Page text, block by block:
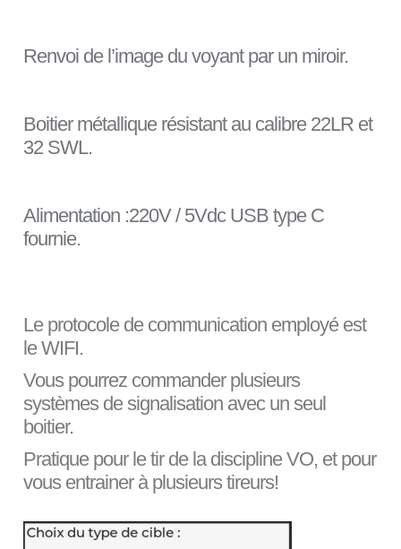
Renvoi de l’image du voyant par un miroir.
Boitier métallique résistant au calibre 22LR et
32 SWL.
Alimentation :220V / 5Vdc USB type C
fournie.
Le protocole de communication employé est
le WIFI.
Vous pourrez commander plusieurs
systèmes de signalisation avec un seul
boitier.
Pratique pour le tir de la discipline VO, et pour
vous entrainer à plusieurs tireurs!